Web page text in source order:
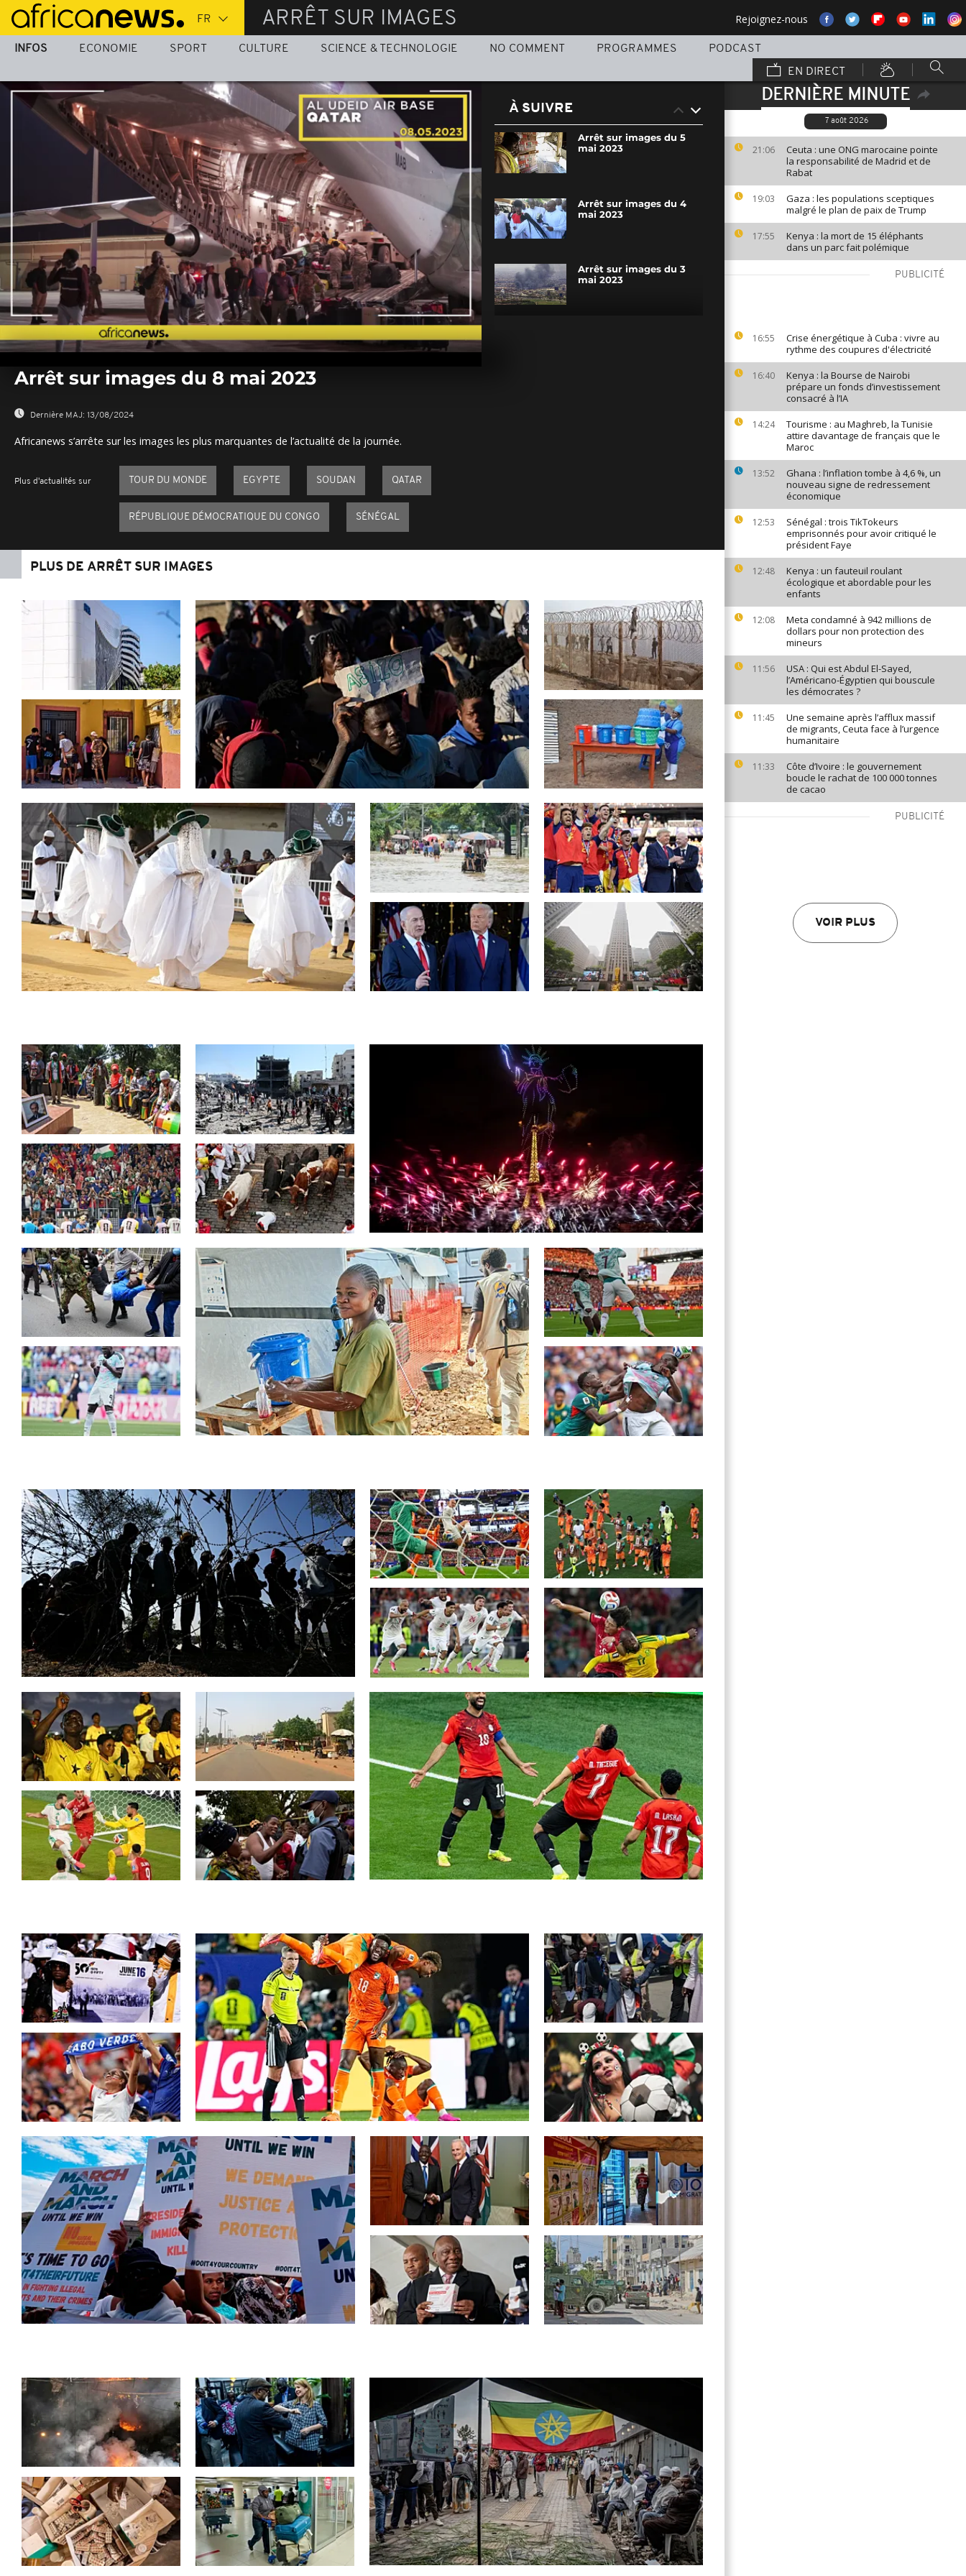
Passer
au
contenu
ARRÊT SUR IMAGES Rejoignez-nous
INFOS ECONOMIE SPORT CULTURE SCIENCE & TECHNOLOGIE NO COMMENT PROGRAMMES
PODCAST
EN DIRECT
DERNIÈRE MINUTE
7 août 2026
21:06
Ceuta : une ONG marocaine pointe
la responsabilité de Madrid et de
Rabat
19:03
Gaza : les populations sceptiques
malgré le plan de paix de Trump
17:55
Kenya : la mort de 15 éléphants
dans un parc fait polémique
PUBLICITÉ
16:55
Crise énergétique à Cuba : vivre au
rythme des coupures d'électricité
16:40
Kenya : la Bourse de Nairobi
prépare un fonds d’investissement
consacré à l’IA
14:24
Tourisme : au Maghreb, la Tunisie
attire davantage de français que le
Maroc
13:52
Ghana : l’inflation tombe à 4,6 %, un
nouveau signe de redressement
économique
12:53
Sénégal : trois TikTokeurs
emprisonnés pour avoir critiqué le
président Faye
12:48
Kenya : un fauteuil roulant
écologique et abordable pour les
enfants
12:08
Meta condamné à 942 millions de
dollars pour non protection des
mineurs
11:56
USA : Qui est Abdul El-Sayed,
l’Américano-Égyptien qui bouscule
les démocrates ?
11:45
Une semaine après l’afflux massif
de migrants, Ceuta face à l’urgence
humanitaire
11:33
Côte d’Ivoire : le gouvernement
boucle le rachat de 100 000 tonnes
de cacao
PUBLICITÉ
VOIR PLUS
seconds
0%
Arrêt sur images du 8 mai 2023
Dernière MAJ: 13/08/2024
Africanews s’arrête sur les images les plus marquantes de l’actualité de la journée.
Plus d'actualités sur TOUR DU MONDE EGYPTE SOUDAN QATAR
RÉPUBLIQUE DÉMOCRATIQUE DU CONGO SÉNÉGAL
À SUIVRE
Arrêt sur images du 5
mai 2023
Arrêt sur images du 4
mai 2023
Arrêt sur images du 3
mai 2023
PLUS DE ARRÊT SUR IMAGES